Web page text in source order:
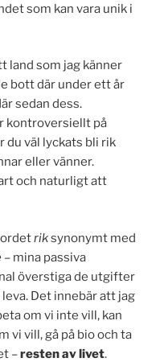
som kan vara unik i
land som jag känner
bott där under ett år
sedan dess.
kontroversiellt på
du väl lyckats bli rik
eller vänner.
och naturligt att
riksynonymt med
– mina passiva
överstiga de utgifter
Det innebär att jag
om vi inte vill, kan
vi vill, gå på bio och ta
–resten av livet.